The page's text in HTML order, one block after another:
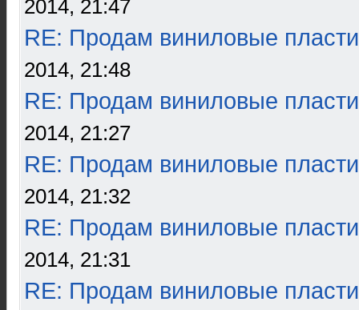
2014, 21:47
RE: Продам виниловые
2014, 21:48
RE: Продам виниловые
2014, 21:27
RE: Продам виниловые
2014, 21:32
RE: Продам виниловые
2014, 21:31
RE: Продам виниловые